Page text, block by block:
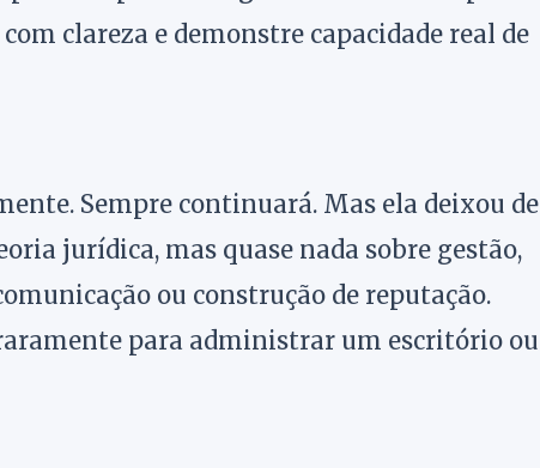
clareza e demonstre capacidade real de
Sempre continuará. Mas ela deixou de
jurídica, mas quase nada sobre gestão,
ou construção de reputação.
para administrar um escritório ou